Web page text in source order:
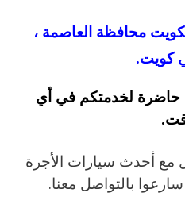
محافظة العاصمة ،
كويت.
حاضرة لخدمتكم في أي
مع أحدث سيارات الأجرة
بالتواصل معنا.